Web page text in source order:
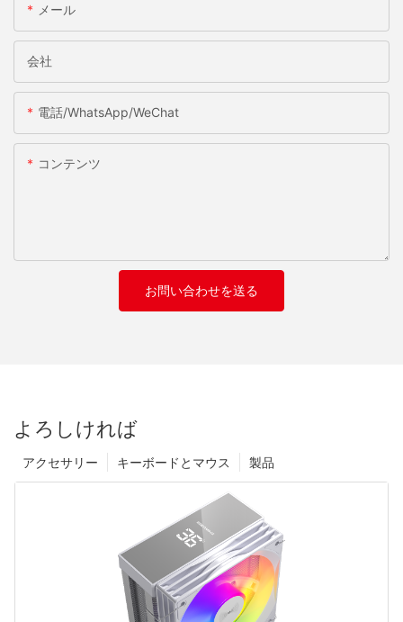
メール
会社
電話/WhatsApp/WeChat
コンテンツ
お問い合わせを送る
よろしければ
製品
キーボードとマウス
アクセサリー